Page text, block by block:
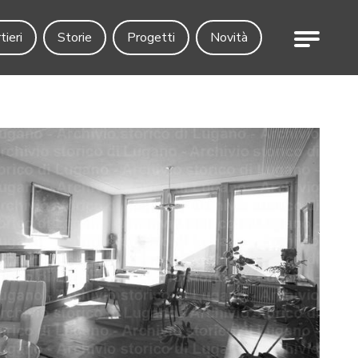
Storie Progetti Novità Menu